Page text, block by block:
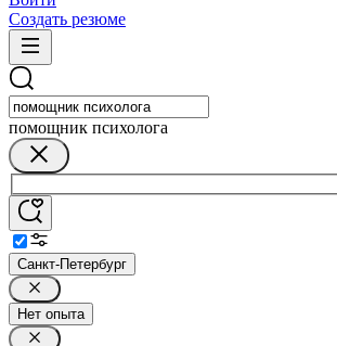
Создать резюме
помощник психолога
Санкт-Петербург
Нет опыта